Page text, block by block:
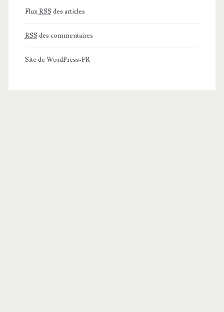
FluxRSS des articles
RSS des commentaires
Site de WordPress-FR